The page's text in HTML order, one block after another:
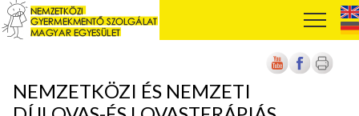
NEMZETKÖZI ÉS NEMZETI